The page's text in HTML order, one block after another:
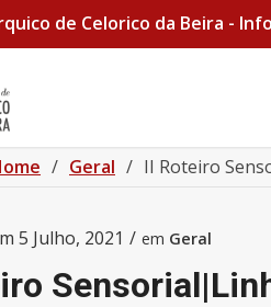
de Celorico da Beira -
/ Geral / II Roteiro
5 Julho, 2021 / em Geral